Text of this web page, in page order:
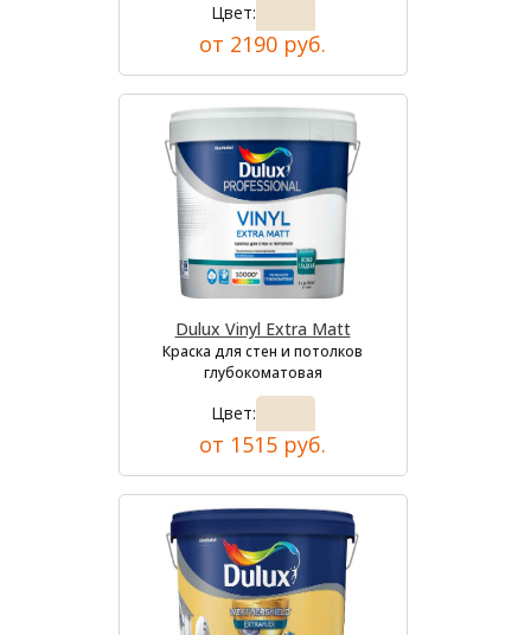
Цвет:
от 2190 руб.
Dulux Vinyl Extra Matt
Краска для стен и потолков
глубокоматовая
Цвет:
от 1515 руб.